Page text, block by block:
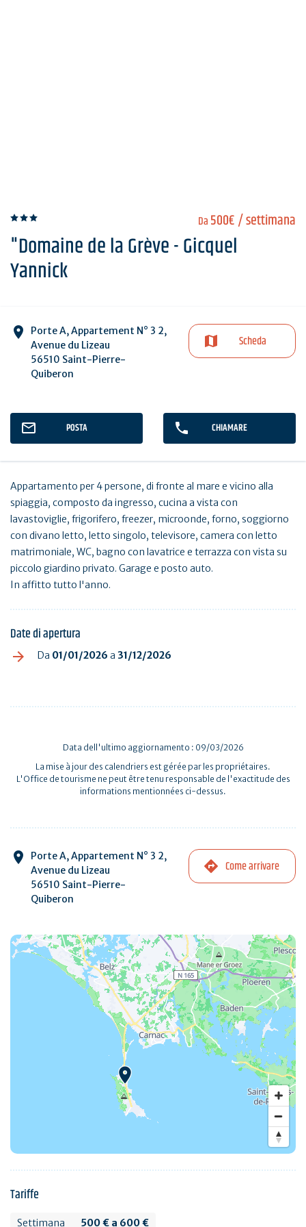
Da 500€/ settimana
"Domaine de la Grève - Gicquel
Yannick
Porte A, Appartement N° 3 2,
Avenue du Lizeau
56510 Saint-Pierre-
Quiberon
Scheda
POSTA CHIAMARE
Appartamento per 4 persone, di fronte al mare e vicino alla
spiaggia, composto da ingresso, cucina a vista con
lavastoviglie, frigorifero, freezer, microonde, forno, soggiorno
con divano letto, letto singolo, televisore, camera con letto
matrimoniale, WC, bagno con lavatrice e terrazza con vista su
piccolo giardino privato. Garage e posto auto.
In affitto tutto l'anno.
Date di apertura
Da 01/01/2026 a 31/12/2026
Data dell'ultimo aggiornamento : 09/03/2026
La mise à jour des calendriers est gérée par les propriétaires.
L'Office de tourisme ne peut être tenu responsable de l'exactitude des
informations mentionnées ci-dessus.
Porte A, Appartement N° 3 2,
Avenue du Lizeau
56510 Saint-Pierre-
Quiberon
Come arrivare
Tariffe
Settimana 500 € a 600 €